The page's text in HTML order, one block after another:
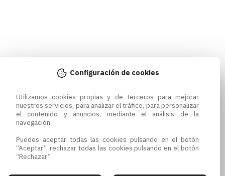
Configuración de cookies
Utilizamos cookies propias y de terceros para mejorar
nuestros servicios, para analizar el tráfico, para personalizar
el contenido y anuncios, mediante el análisis de la
navegación.
Puedes aceptar todas las cookies pulsando en el botón
“Aceptar”, rechazar todas las cookies pulsando en el botón
“Rechazar”